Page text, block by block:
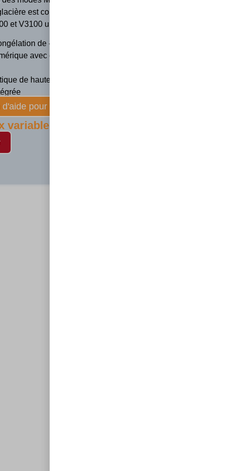
est conçue pour se loger sous l’avant des
et V3100 une fois rabattues.
de -18 ° C à + 10 ° C
avec connexion USB
de haute qualité
pour faire votre choix
variable selon option choisi)